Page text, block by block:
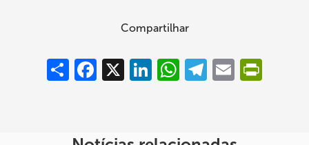
Compartilhar
Compartilhar
Facebook
X LinkedInWhatsAppTelegram
Email